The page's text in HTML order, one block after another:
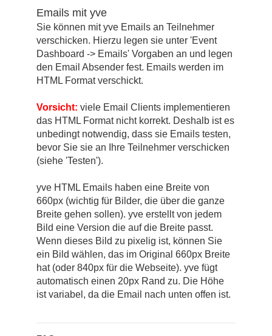
Emails mit yve
Sie können mit yve Emails an Teilnehmer
verschicken. Hierzu legen sie unter 'Event
Dashboard -> Emails' Vorgaben an und legen
den Email Absender fest. Emails werden im
HTML Format verschickt.
Vorsicht: viele Email Clients implementieren
das HTML Format nicht korrekt. Deshalb ist es
unbedingt notwendig, dass sie Emails testen,
bevor Sie sie an Ihre Teilnehmer verschicken
(siehe 'Testen').
yve HTML Emails haben eine Breite von
660px (wichtig für Bilder, die über die ganze
Breite gehen sollen). yve erstellt von jedem
Bild eine Version die auf die Breite passt.
Wenn dieses Bild zu pixelig ist, können Sie
ein Bild wählen, das im Original 660px Breite
hat (oder 840px für die Webseite). yve fügt
automatisch einen 20px Rand zu. Die Höhe
ist variabel, da die Email nach unten offen ist.